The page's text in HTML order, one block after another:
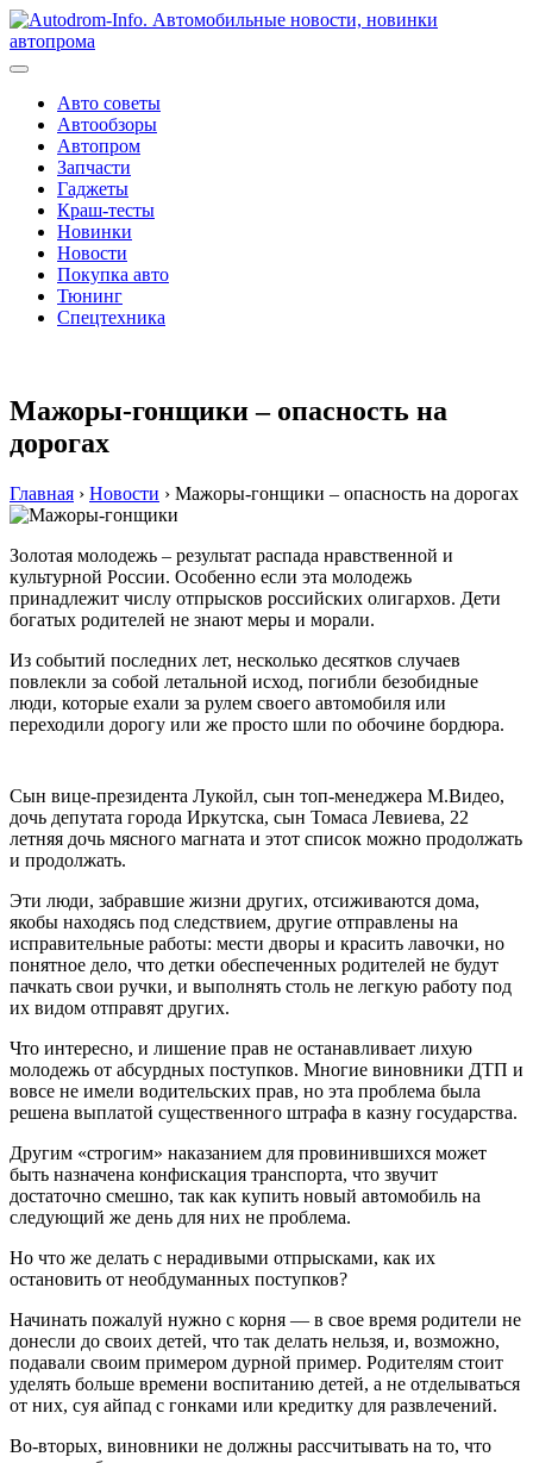
Перейти
к
содержимому
Авто советы
Автообзоры
Автопром
Запчасти
Гаджеты
Краш-тесты
Новинки
Новости
Покупка авто
Тюнинг
Спецтехника
Мажоры-гонщики – опасность на
дорогах
Главная › Новости › Мажоры-гонщики – опасность на дорогах
Золотая молодежь – результат распада нравственной и
культурной России. Особенно если эта молодежь
принадлежит числу отпрысков российских олигархов. Дети
богатых родителей не знают меры и морали.
Из событий последних лет, несколько десятков случаев
повлекли за собой летальной исход, погибли безобидные
люди, которые ехали за рулем своего автомобиля или
переходили дорогу или же просто шли по обочине бордюра.
Сын вице-президента Лукойл, сын топ-менеджера М.Видео,
дочь депутата города Иркутска, сын Томаса Левиева, 22
летняя дочь мясного магната и этот список можно продолжать
и продолжать.
Эти люди, забравшие жизни других, отсиживаются дома,
якобы находясь под следствием, другие отправлены на
исправительные работы: мести дворы и красить лавочки, но
понятное дело, что детки обеспеченных родителей не будут
пачкать свои ручки, и выполнять столь не легкую работу под
их видом отправят других.
Что интересно, и лишение прав не останавливает лихую
молодежь от абсурдных поступков. Многие виновники ДТП и
вовсе не имели водительских прав, но эта проблема была
решена выплатой существенного штрафа в казну государства.
Другим «строгим» наказанием для провинившихся может
быть назначена конфискация транспорта, что звучит
достаточно смешно, так как купить новый автомобиль на
следующий же день для них не проблема.
Но что же делать с нерадивыми отпрысками, как их
остановить от необдуманных поступков?
Начинать пожалуй нужно с корня — в свое время родители не
донесли до своих детей, что так делать нельзя, и, возможно,
подавали своим примером дурной пример. Родителям стоит
уделять больше времени воспитанию детей, а не отделываться
от них, суя айпад с гонками или кредитку для развлечений.
Во-вторых, виновники не должны рассчитывать на то, что